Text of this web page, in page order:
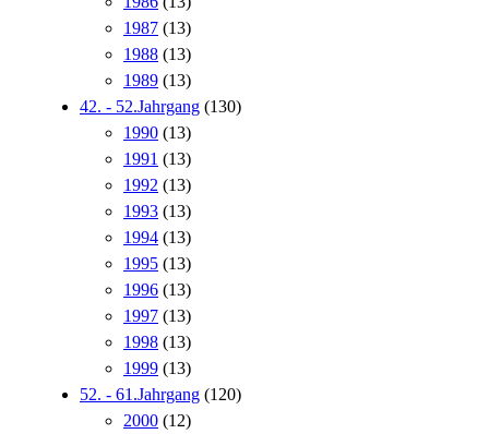
1987 (13)
1988 (13)
1989 (13)
42. - 52.Jahrgang (130)
1990 (13)
1991 (13)
1992 (13)
1993 (13)
1994 (13)
1995 (13)
1996 (13)
1997 (13)
1998 (13)
1999 (13)
52. - 61.Jahrgang (120)
2000 (12)